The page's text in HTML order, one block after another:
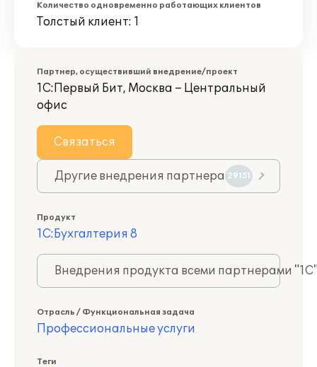
Количество одновременно работающих клиентов
Толстый клиент: 1
Партнер, осуществивший внедрение/проект
1С:Первый Бит, Москва – Центральный
офис
Связаться
Другие внедрения партнера 29151
Продукт
1С:Бухгалтерия 8
Внедрения продукта всеми партнерами
Отрасль / Функциональная задача
Профессиональные услуги
Теги